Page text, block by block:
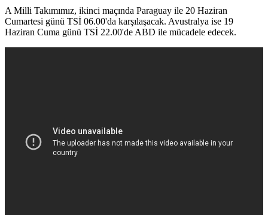
A Milli Takımımız, ikinci maçında Paraguay ile 20 Haziran
Cumartesi günü TSİ 06.00'da karşılaşacak. Avustralya ise 19
Haziran Cuma günü TSİ 22.00'de ABD ile mücadele edecek.